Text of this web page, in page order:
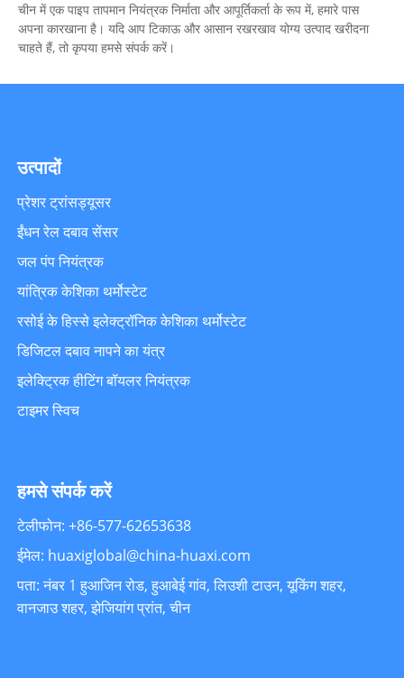
चीन में एक पाइप तापमान नियंत्रक निर्माता और आपूर्तिकर्ता के रूप में, हमारे पास
अपना कारखाना है। यदि आप टिकाऊ और आसान रखरखाव योग्य उत्पाद खरीदना
चाहते हैं, तो कृपया हमसे संपर्क करें।
उत्पादों
प्रेशर ट्रांसड्यूसर
ईंधन रेल दबाव सेंसर
जल पंप नियंत्रक
यांत्रिक केशिका थर्मोस्टेट
रसोई के हिस्से इलेक्ट्रॉनिक केशिका थर्मोस्टेट
डिजिटल दबाव नापने का यंत्र
इलेक्ट्रिक हीटिंग बॉयलर नियंत्रक
टाइमर स्विच
हमसे संपर्क करें
टेलीफोन: +86-577-62653638
ईमेल: huaxiglobal@china-huaxi.com
पता: नंबर 1 हुआजिन रोड, हुआबेई गांव, लिउशी टाउन, यूकिंग शहर,
वानजाउ शहर, झेजियांग प्रांत, चीन